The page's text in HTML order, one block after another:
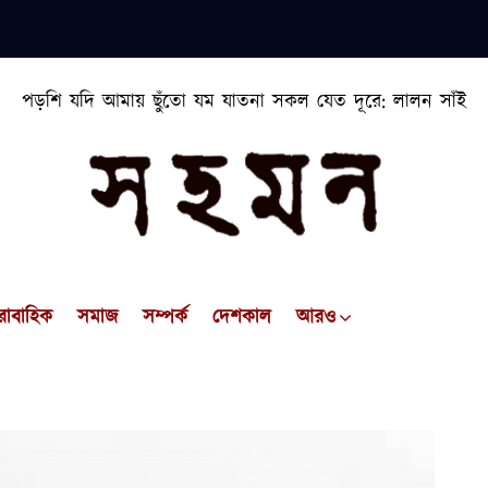
পড়শি যদি আমায় ছুঁতো যম যাতনা সকল যেত দূরে: লালন সাঁই
সমাজ সম্পর্ক দেশকাল আরও